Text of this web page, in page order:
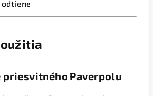
priesvitného Paverpolu